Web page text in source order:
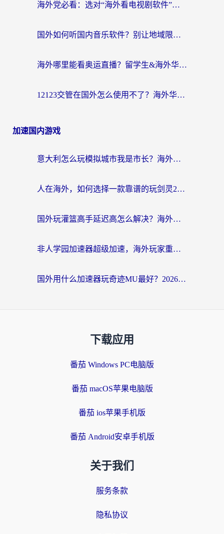
海外党必看：选对“海外看电视剧软件”，再也不用愁国内剧刷不了
国外如何听国内音乐软件？别让地域限制，断了你的中文歌单
海外哪里能看奥运直播？留学生&海外华人必看的体育赛事观赛终极指南
12123交管在国外怎么使用不了？海外华人必看的无缝访问国内资源指南
加速国内游戏
意大利怎么玩模拟城市我是市长？海外党国服游戏加速终极攻略（附三国3量子特攻解决办法）
人在海外，如何选择一款靠谱的玩剑灵2加速器？
国外玩灌篮高手延迟高怎么解决？海外玩家国服游戏加速终极指南
非人学园加速器超级加速，海外玩家重返国服的通行证
国外用什么加速器玩奇迹MU最好？2026海外玩家国服游戏加速全攻略
下载应用
番茄 Windows PC电脑版
番茄 macOS苹果电脑版
番茄 ios苹果手机版
番茄 Android安卓手机版
关于我们
服务条款
隐私协议